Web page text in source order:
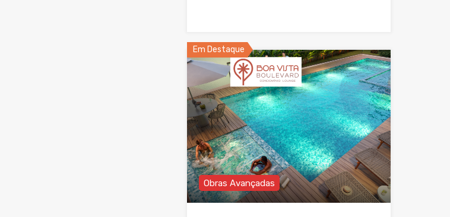
Em Destaque
Obras Avançadas